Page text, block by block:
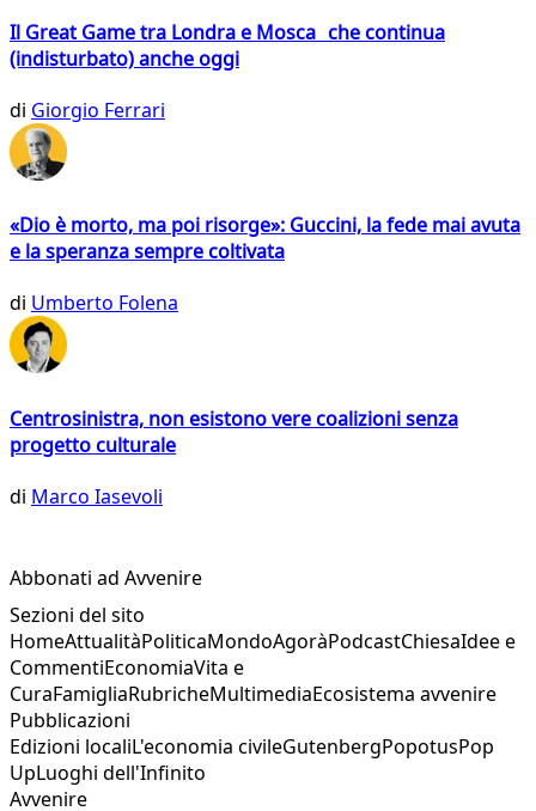
Il Great Game tra Londra e Mosca che continua
(indisturbato) anche oggi
di Giorgio Ferrari
«Dio è morto, ma poi risorge»: Guccini, la fede mai avuta
e la speranza sempre coltivata
di Umberto Folena
Centrosinistra, non esistono vere coalizioni senza
progetto culturale
di Marco Iasevoli
Abbonati ad Avvenire
Sezioni del sito
HomeAttualitàPoliticaMondoAgoràPodcastChiesaIdee e
CommentiEconomiaVita e
CuraFamigliaRubricheMultimediaEcosistema avvenire
Pubblicazioni
Edizioni localiL'economia civileGutenbergPopotusPop
UpLuoghi dell'Infinito
Avvenire